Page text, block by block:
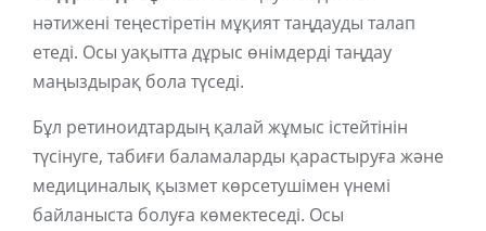
нәтижені теңестіретін мұқият таңдауды талап
етеді. Осы уақытта дұрыс өнімдерді таңдау
маңыздырақ бола түседі.
Бұл ретиноидтардың қалай жұмыс істейтінін
түсінуге, табиғи баламаларды қарастыруға және
медициналық қызмет көрсетушімен үнемі
байланыста болуға көмектеседі. Осы